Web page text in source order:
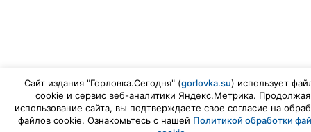
Сайт издания "Горловка.Сегодня" (gorlovka.su) использует
cookie и сервис веб-аналитики Яндекс.Метрика. Продолжая
использование сайта, вы подтверждаете свое согласие на
файлов cookie. Ознакомьтесь с нашей Политикой обработки